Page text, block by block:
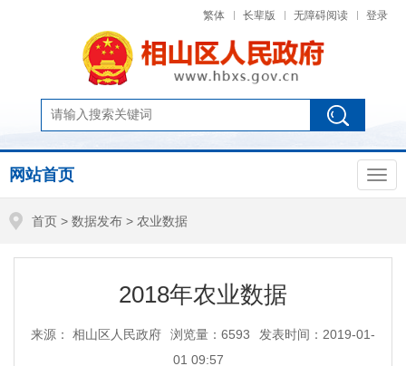
繁体 长辈版 无障碍阅读 登录
网站首页
首页 > 数据发布 > 农业数据
2018年农业数据
来源： 相山区人民政府 浏览量： 6593
发表时间：2019-01-
01 09:57